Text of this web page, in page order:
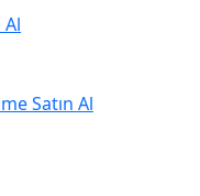
Al
Satın Al